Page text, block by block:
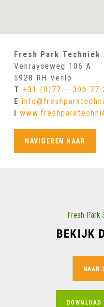
Fresh Park Techniek
Venrayseweg 106 A
5928 RH Venlo
T +31 (0)77 – 396 77
E
I
NAVIGEREN NAAR
Fresh Park
BEKIJK
NAAR